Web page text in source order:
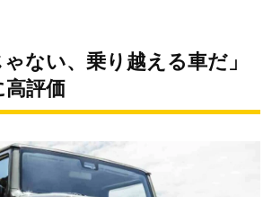
ゃない、乗り越える車だ」
高評価